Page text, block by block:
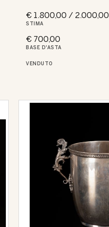
€ 1.800,00 / 2.000,00
STIMA
€ 700,00
BASE D'ASTA
VENDUTO